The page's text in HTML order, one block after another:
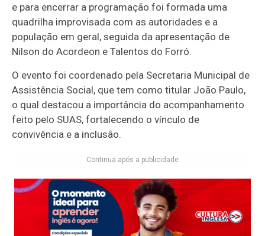
e para encerrar a programação foi formada uma
quadrilha improvisada com as autoridades e a
população em geral, seguida da apresentação de
Nilson do Acordeon e Talentos do Forró.
O evento foi coordenado pela Secretaria Municipal de
Assistência Social, que tem como titular João Paulo,
o qual destacou a importância do acompanhamento
feito pelo SUAS, fortalecendo o vínculo de
convivência e a inclusão.
Continua após a publicidade